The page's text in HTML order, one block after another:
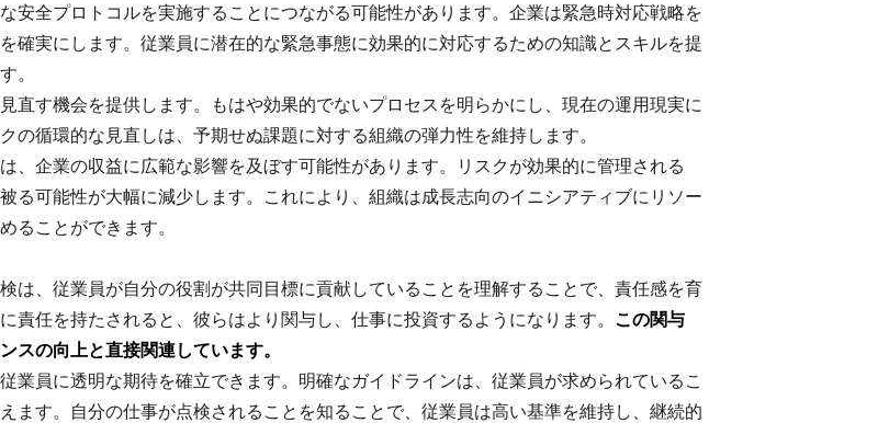
安全プロトコルを実施することにつながる可能性があります。企業は緊急時対応戦略を
確実にします。従業員に潜在的な緊急事態に効果的に対応するための知識とスキルを提
。
直す機会を提供します。もはや効果的でないプロセスを明らかにし、現在の運用現実に
循環的な見直しは、予期せぬ課題に対する組織の弾力性を維持します。
、企業の収益に広範な影響を及ぼす可能性があります。リスクが効果的に管理される
る可能性が大幅に減少します。これにより、組織は成長志向のイニシアティブにリソー
ることができます。
は、従業員が自分の役割が共同目標に貢献していることを理解することで、責任感を育
任を持たされると、彼らはより関与し、仕事に投資するようになります。 この関与
スの向上と直接関連しています。
業員に透明な期待を確立できます。明確なガイドラインは、従業員が求められているこ
ます。自分の仕事が点検されることを知ることで、従業員は高い基準を維持し、継続的